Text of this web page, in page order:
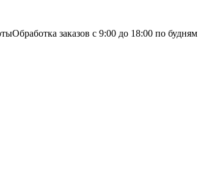
Обработка заказов с 9:00 до 18:00 по будням